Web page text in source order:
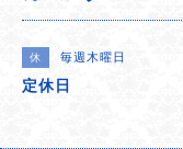
休 毎週木曜日
定休日